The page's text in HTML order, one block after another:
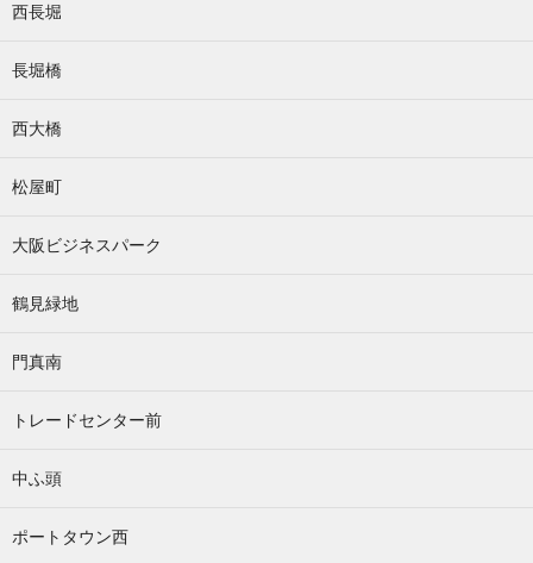
西長堀
長堀橋
西大橋
松屋町
大阪ビジネスパーク
鶴見緑地
門真南
トレードセンター前
中ふ頭
ポートタウン西